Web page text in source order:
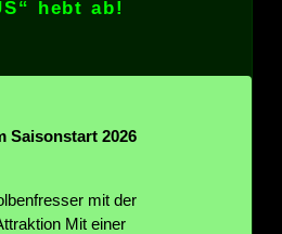
hebt ab!
Saisonstart 2026
mit der
Mit einer